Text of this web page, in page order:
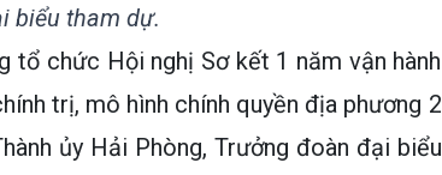
biểu tham dự.
tổ chức Hội nghị Sơ kết 1 năm vận hành
trị, mô hình chính quyền địa phương 2
ủy Hải Phòng, Trưởng đoàn đại biểu